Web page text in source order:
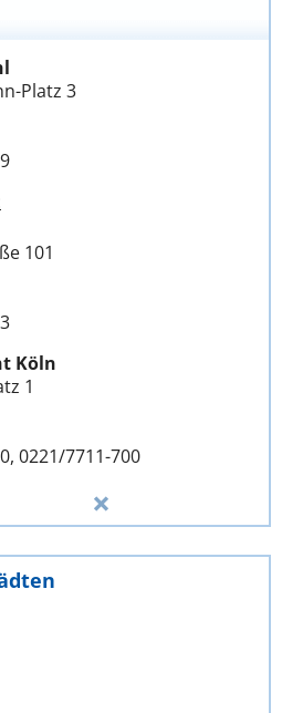
Platz 3
101
Köln
1
0221/7711-700